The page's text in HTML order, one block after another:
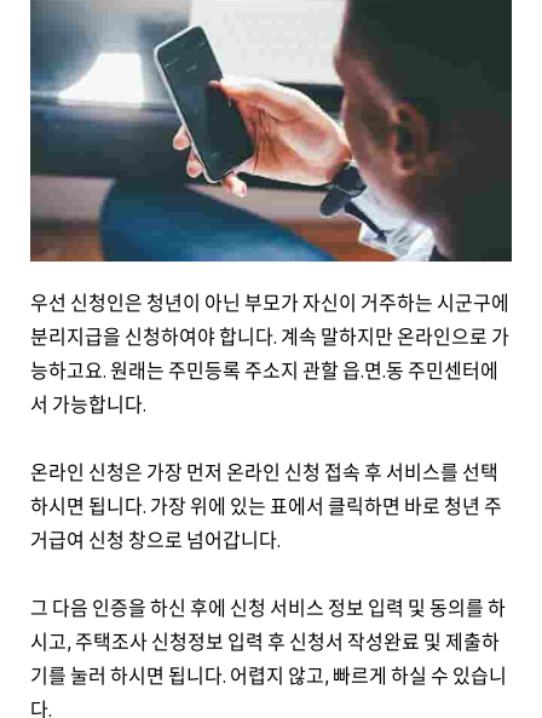
우선 신청인은 청년이 아닌 부모가 자신이 거주하는 시군구에
분리지급을 신청하여야 합니다. 계속 말하지만 온라인으로 가
능하고요. 원래는 주민등록 주소지 관할 읍.면.동 주민센터에
서 가능합니다.
온라인 신청은 가장 먼저 온라인 신청 접속 후 서비스를 선택
하시면 됩니다. 가장 위에 있는 표에서 클릭하면 바로 청년 주
거급여 신청 창으로 넘어갑니다.
그 다음 인증을 하신 후에 신청 서비스 정보 입력 및 동의를 하
시고, 주택조사 신청정보 입력 후 신청서 작성완료 및 제출하
기를 눌러 하시면 됩니다. 어렵지 않고, 빠르게 하실 수 있습니
다.